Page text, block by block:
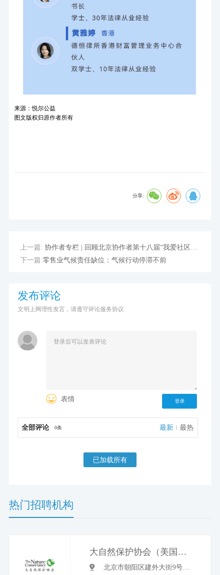
来源：悦尔公益
图文版权归原作者所有
分享:
上一篇:协作者专栏 | 回顾北京协作者第十八届“我爱社区我爱家”公益夏令营
下一篇:零售业气候责任缺位：气候行动停滞不前
发布评论
文明上网理性发言，请遵守评论服务协议
表情 登录
全部评论 0条 最新 最热
已加载所有
热门招聘机构
大自然保护协会（美国）北京代表处
北京市朝阳区建外大街9号齐家园外交公寓4-2